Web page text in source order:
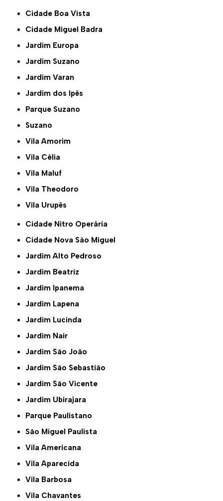
Cidade Boa Vista
Cidade Miguel Badra
Jardim Europa
Jardim Suzano
Jardim Varan
Jardim dos Ipês
Parque Suzano
Suzano
Vila Amorim
Vila Célia
Vila Maluf
Vila Theodoro
Vila Urupês
Cidade Nitro Operária
Cidade Nova São Miguel
Jardim Alto Pedroso
Jardim Beatriz
Jardim Ipanema
Jardim Lapena
Jardim Lucinda
Jardim Nair
Jardim São João
Jardim São Sebastião
Jardim São Vicente
Jardim Ubirajara
Parque Paulistano
São Miguel Paulista
Vila Americana
Vila Aparecida
Vila Barbosa
Vila Chavantes